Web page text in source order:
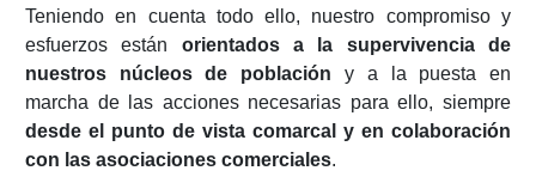
Teniendo en cuenta todo ello, nuestro compromiso y
esfuerzos están orientados a la supervivencia de
nuestros núcleos de población y a la puesta en
marcha de las acciones necesarias para ello, siempre
desde el punto de vista comarcal y en colaboración
con las asociaciones comerciales.